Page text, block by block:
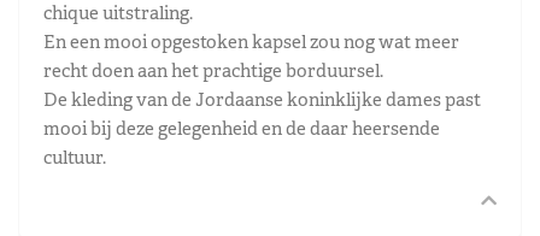
chique uitstraling.
En een mooi opgestoken kapsel zou nog wat meer
recht doen aan het prachtige borduursel.
De kleding van de Jordaanse koninklijke dames past
mooi bij deze gelegenheid en de daar heersende
cultuur.